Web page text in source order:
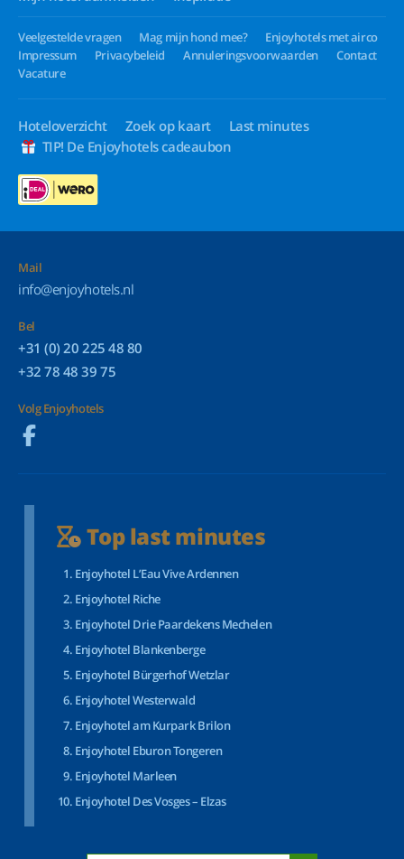
Veelgestelde vragen Mag mijn hond mee?
Enjoyhotels met airco
Impressum
Privacybeleid Annuleringsvoorwaarden
Contact
Vacature
Hoteloverzicht Zoek op kaart
Last minutes
TIP! De Enjoyhotels cadeaubon
Mail
info@enjoyhotels.nl
Bel
+31 (0) 20 225 48 80
+32 78 48 39 75
Volg Enjoyhotels
Top last minutes
Enjoyhotel L’Eau Vive Ardennen
Enjoyhotel Riche
Enjoyhotel Drie Paardekens Mechelen
Enjoyhotel Blankenberge
Enjoyhotel Bürgerhof Wetzlar
Enjoyhotel Westerwald
Enjoyhotel am Kurpark Brilon
Enjoyhotel Eburon Tongeren
Enjoyhotel Marleen
Enjoyhotel Des Vosges – Elzas